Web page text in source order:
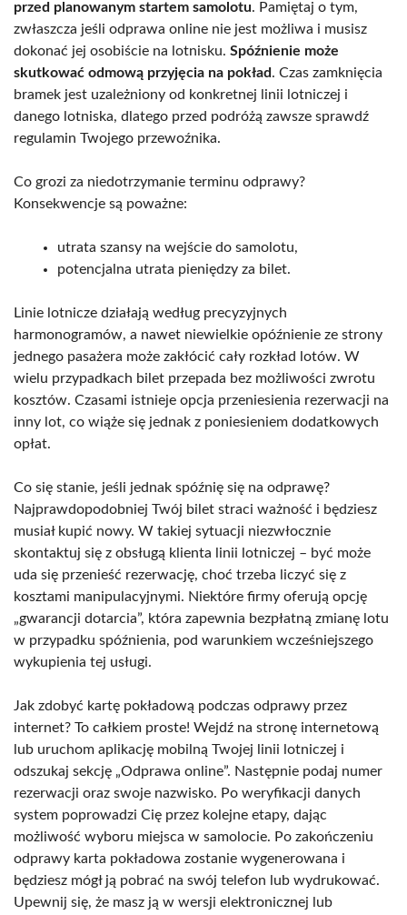
przed planowanym startem samolotu. Pamiętaj o tym,
zwłaszcza jeśli odprawa online nie jest możliwa i musisz
dokonać jej osobiście na lotnisku. Spóźnienie może
skutkować odmową przyjęcia na pokład. Czas zamknięcia
bramek jest uzależniony od konkretnej linii lotniczej i
danego lotniska, dlatego przed podróżą zawsze sprawdź
regulamin Twojego przewoźnika.
Co grozi za niedotrzymanie terminu odprawy?
Konsekwencje są poważne:
utrata szansy na wejście do samolotu,
potencjalna utrata pieniędzy za bilet.
Linie lotnicze działają według precyzyjnych
harmonogramów, a nawet niewielkie opóźnienie ze strony
jednego pasażera może zakłócić cały rozkład lotów. W
wielu przypadkach bilet przepada bez możliwości zwrotu
kosztów. Czasami istnieje opcja przeniesienia rezerwacji na
inny lot, co wiąże się jednak z poniesieniem dodatkowych
opłat.
Co się stanie, jeśli jednak spóźnię się na odprawę?
Najprawdopodobniej Twój bilet straci ważność i będziesz
musiał kupić nowy. W takiej sytuacji niezwłocznie
skontaktuj się z obsługą klienta linii lotniczej – być może
uda się przenieść rezerwację, choć trzeba liczyć się z
kosztami manipulacyjnymi. Niektóre firmy oferują opcję
„gwarancji dotarcia”, która zapewnia bezpłatną zmianę lotu
w przypadku spóźnienia, pod warunkiem wcześniejszego
wykupienia tej usługi.
Jak zdobyć kartę pokładową podczas odprawy przez
internet? To całkiem proste! Wejdź na stronę internetową
lub uruchom aplikację mobilną Twojej linii lotniczej i
odszukaj sekcję „Odprawa online”. Następnie podaj numer
rezerwacji oraz swoje nazwisko. Po weryfikacji danych
system poprowadzi Cię przez kolejne etapy, dając
możliwość wyboru miejsca w samolocie. Po zakończeniu
odprawy karta pokładowa zostanie wygenerowana i
będziesz mógł ją pobrać na swój telefon lub wydrukować.
Upewnij się, że masz ją w wersji elektronicznej lub